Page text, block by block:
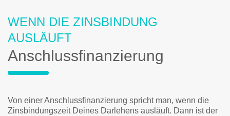
WENN DIE ZINSBINDUNG
AUSLÄUFT
Anschlussfinanzierung
Von einer Anschlussfinanzierung spricht man, wenn die
Zinsbindungszeit Deines Darlehens ausläuft. Dann ist der